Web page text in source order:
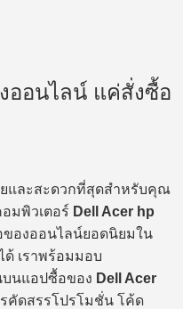
ออนไลน์ แค่สั่งซื้อ
ยและสะดวกที่สุดสำหรับคุณ
มพิวเตอร์ Dell Acer hp
ของออนไลน์ยอดนิยมใน
ด้ เราพร้อมมอบ
นแอปซื้อของ Dell Acer
คัดสรรโปรโมชั่น โค้ด